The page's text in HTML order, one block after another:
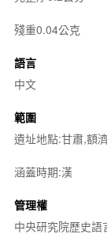
殘重0.04公克
語言
中文
範圍
遺址地點:甘肅,額
涵蓋時期:漢
管理權
中央研究院歷史語